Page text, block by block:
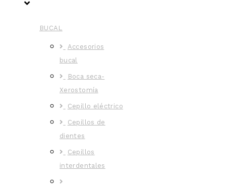
BUCAL
Accesorios
bucal
Boca seca-
Xerostomía
Cepillo eléctrico
Cepillos de
dientes
Cepillos
interdentales